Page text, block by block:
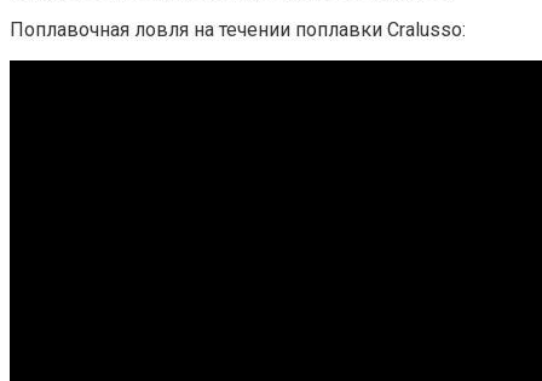
Поплавочная ловля на течении поплавки Cralusso: